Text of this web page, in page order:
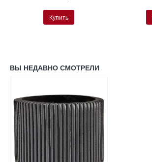
Купить
ВЫ НЕДАВНО СМОТРЕЛИ